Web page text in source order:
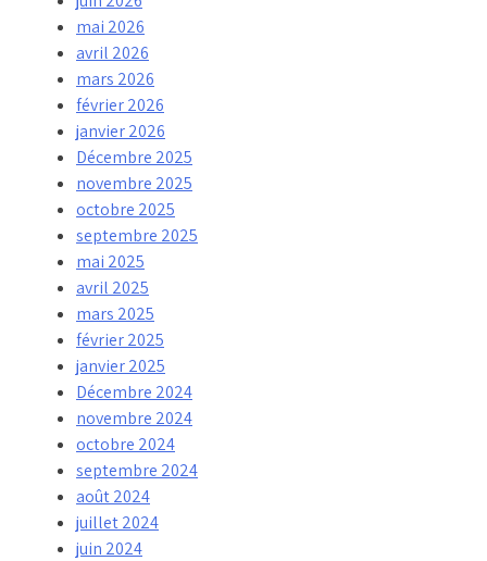
mai 2026
avril 2026
mars 2026
février 2026
janvier 2026
Décembre 2025
novembre 2025
octobre 2025
septembre 2025
mai 2025
avril 2025
mars 2025
février 2025
janvier 2025
Décembre 2024
novembre 2024
octobre 2024
septembre 2024
août 2024
juillet 2024
juin 2024